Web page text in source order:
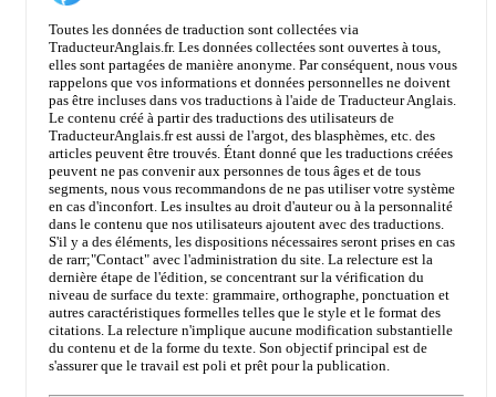
Toutes les données de traduction sont collectées via
TraducteurAnglais.fr. Les données collectées sont ouvertes à tous,
elles sont partagées de manière anonyme. Par conséquent, nous vous
rappelons que vos informations et données personnelles ne doivent
pas être incluses dans vos traductions à l'aide de Traducteur Anglais.
Le contenu créé à partir des traductions des utilisateurs de
TraducteurAnglais.fr est aussi de l'argot, des blasphèmes, etc. des
articles peuvent être trouvés. Étant donné que les traductions créées
peuvent ne pas convenir aux personnes de tous âges et de tous
segments, nous vous recommandons de ne pas utiliser votre système
en cas d'inconfort. Les insultes au droit d'auteur ou à la personnalité
dans le contenu que nos utilisateurs ajoutent avec des traductions.
S'il y a des éléments, les dispositions nécessaires seront prises en cas
de rarr;"Contact" avec l'administration du site. La relecture est la
dernière étape de l'édition, se concentrant sur la vérification du
niveau de surface du texte: grammaire, orthographe, ponctuation et
autres caractéristiques formelles telles que le style et le format des
citations. La relecture n'implique aucune modification substantielle
du contenu et de la forme du texte. Son objectif principal est de
s'assurer que le travail est poli et prêt pour la publication.